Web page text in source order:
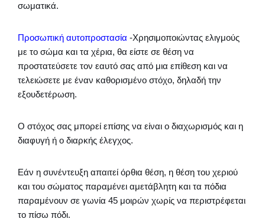
σωματικά.
Προσωπική αυτοπροστασία -Χρησιμοποιώντας ελιγμούς
με το σώμα και τα χέρια, θα είστε σε θέση να
προστατεύσετε τον εαυτό σας από μια επίθεση και να
τελειώσετε με έναν καθορισμένο στόχο, δηλαδή την
εξουδετέρωση.
Ο στόχος σας μπορεί επίσης να είναι ο διαχωρισμός και η
διαφυγή ή ο διαρκής έλεγχος.
Εάν η συνέντευξη απαιτεί όρθια θέση, η θέση του χεριού
και του σώματος παραμένει αμετάβλητη και τα πόδια
παραμένουν σε γωνία 45 μοιρών χωρίς να περιστρέφεται
το πίσω πόδι.